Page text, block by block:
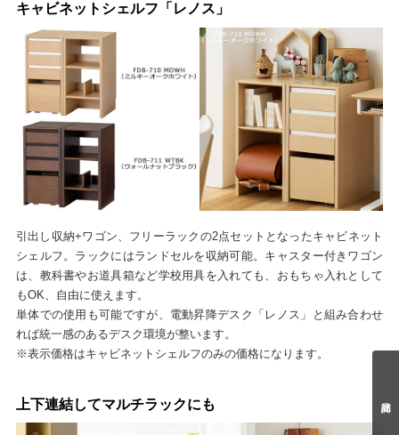
キャビネットシェルフ「レノス」
引出し収納+ワゴン、フリーラックの2点セットとなったキャビネット
シェルフ。ラックにはランドセルを収納可能。キャスター付きワゴン
は、教科書やお道具箱など学校用具を入れても、おもちゃ入れとして
もOK、自由に使えます。
単体での使用も可能ですが、電動昇降デスク「レノス」と組み合わせ
れば統一感のあるデスク環境が整います。
※表示価格はキャビネットシェルフのみの価格になります。
上下連結してマルチラックにも